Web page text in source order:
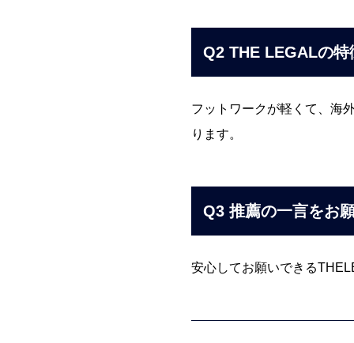
Q2 THE LEGALの
フットワークが軽くて、海
ります。
Q3 推薦の一言をお
安心してお願いできる